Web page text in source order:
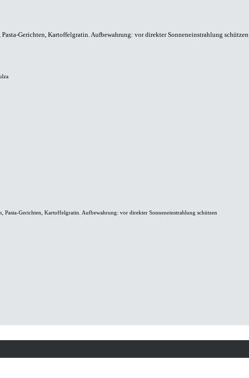
Gerichten, Kartoffelgratin. Aufbewahrung: vor direkter Sonneneinstrahlung schützen
Pasta-Gerichten, Kartoffelgratin. Aufbewahrung: vor direkter Sonneneinstrahlung schützen